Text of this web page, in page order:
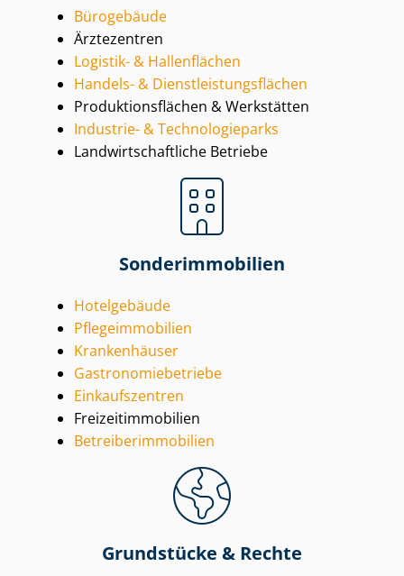
Bürogebäude
Ärztezentren
Logistik- & Hallenflächen
Handels- & Dienst­leis­tungs­flä­chen
Pro­duk­ti­ons­flä­chen & Werkstätten
Industrie- & Tech­no­lo­gie­parks
Land­wirt­schaft­li­che Betriebe
Son­der­im­mo­bi­li­en
Hotelgebäude
Pfle­ge­im­mo­bi­li­en
Krankenhäuser
Gas­tro­no­mie­be­trie­be
Einkaufszentren
Frei­zeit­im­mo­bi­li­en
Be­trei­ber­im­mo­bi­li­en
Grundstücke &­ Rechte